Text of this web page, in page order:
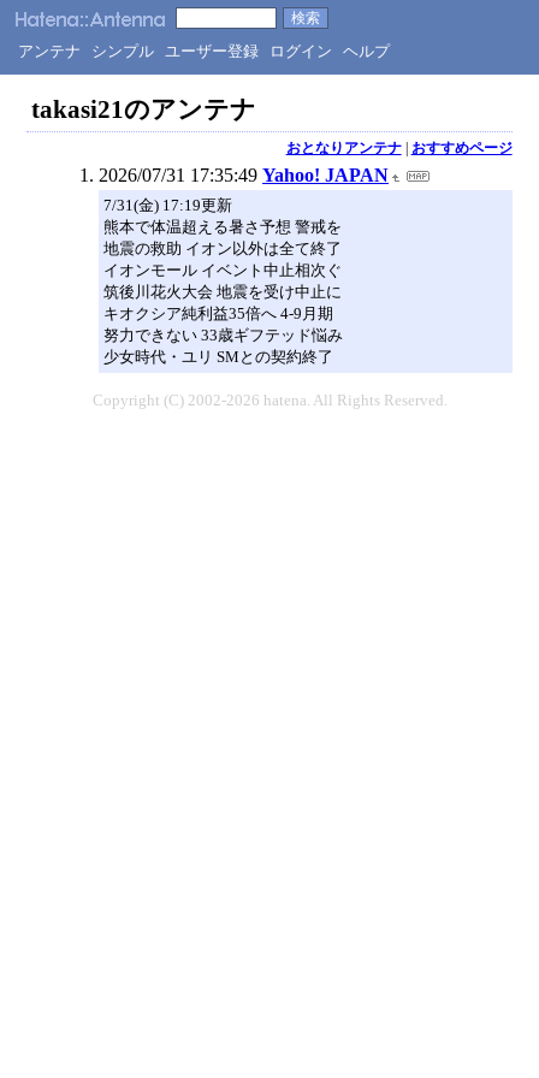
アンテナ シンプル ユーザー登録 ログイン ヘルプ
takasi21のアンテナ
おとなりアンテナ| おすすめページ
2026/07/31 17:35:49 Yahoo! JAPAN
7/31(金) 17:19更新
熊本で体温超える暑さ予想 警戒を
地震の救助 イオン以外は全て終了
イオンモール イベント中止相次ぐ
筑後川花火大会 地震を受け中止に
キオクシア純利益35倍へ 4-9月期
努力できない 33歳ギフテッド悩み
少女時代・ユリ SMとの契約終了
Copyright (C) 2002-2026 hatena. All Rights Reserved.